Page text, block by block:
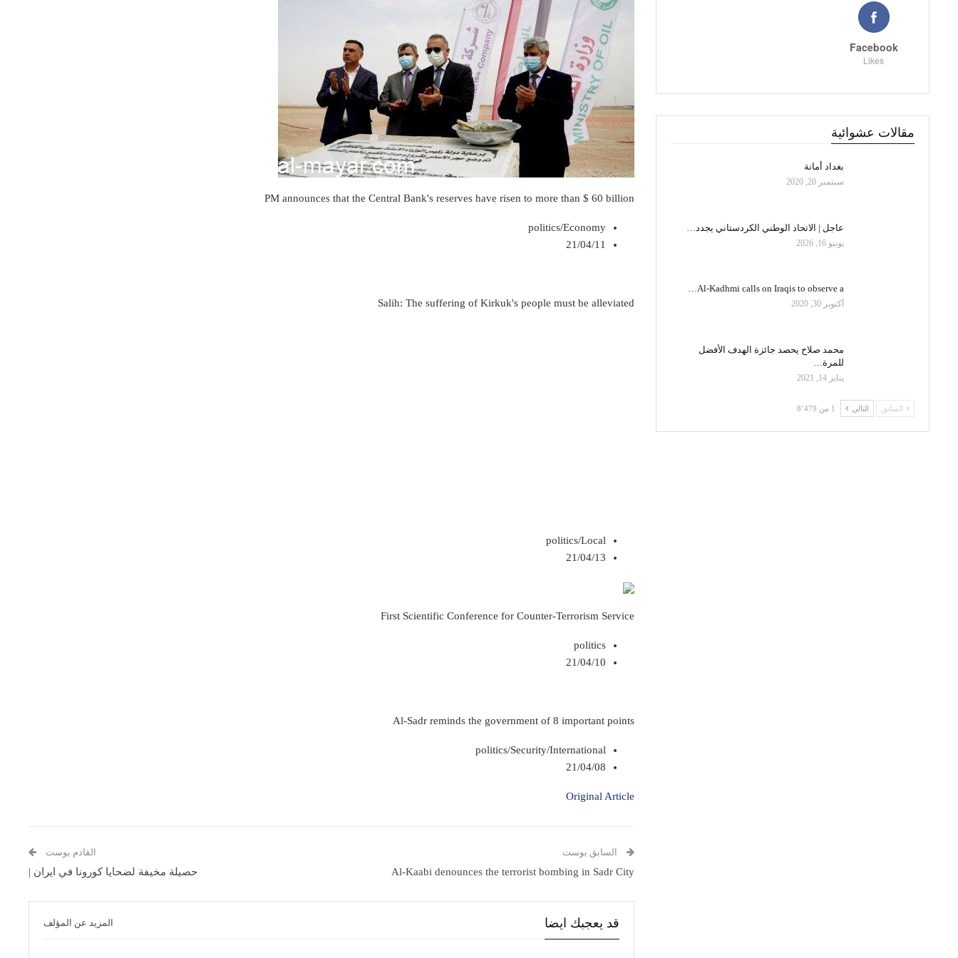
PM announces that the Central Bank's reserves have risen to more than $ 60 billion
politics/Economy
21/04/11
Salih: The suffering of Kirkuk's people must be alleviated
politics/Local
21/04/13
First Scientific Conference for Counter-Terrorism Service
politics
21/04/10
Al-Sadr reminds the government of 8 important points
politics/Security/International
21/04/08
Original Article
السابق بوست
Al-Kaabi denounces the terrorist bombing in Sadr City
القادم بوست
حصيلة مخيفة لضحايا كورونا في ايران |
قد يعجبك ايضا المزيد عن المؤلف
Facebook
Likes
مقالات عشوائية
بغداد أمانة
سبتمبر 20, 2020
عاجل | الاتحاد الوطني الكردستاني يجدد…
يونيو 16, 2026
Al-Kadhmi calls on Iraqis to observe a…
أكتوبر 30, 2020
محمد صلاح يحصد جائزة الهدف الأفضل
للمرة…
يناير 14, 2021
السابق التالي 1 من 8٬479